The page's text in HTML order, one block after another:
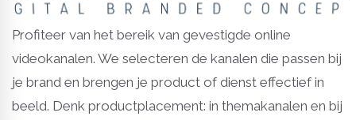
Profiteer van het bereik van gevestigde online
videokanalen. We selecteren de kanalen die passen bij
je brand en brengen je product of dienst effectief in
beeld. Denk productplacement: in themakanalen en bij